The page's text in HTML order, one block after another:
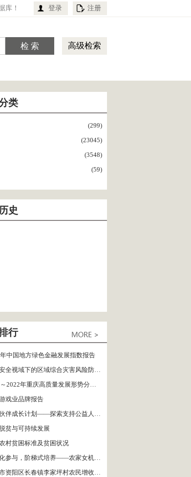
登录 注册
库！
高级检索
类
(299)
(23045)
(3548)
(59)
史
行
中国地方绿色金融发展指数报告
视域下的区域综合灾害风险防范与风险融资战略思考
2022年重庆高质量发展形势分析与预测
戏业品牌报告
伴成长计划——探索支持公益人才的路径
贫与可持续发展
村贫困标准及贫困状况
与，阶梯式培养——农家女机构农村妇女参政项目介绍
资阳区长春镇李家坪村农民增收调研报告